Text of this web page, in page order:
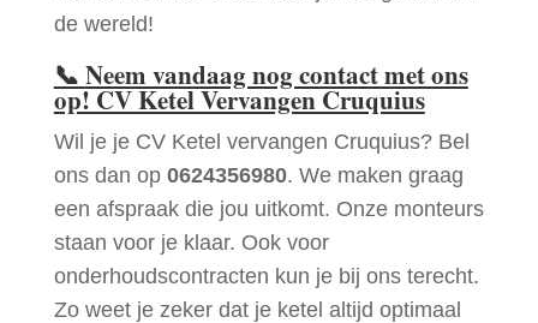
de wereld!
📞 Neem vandaag nog contact met ons
op! CV Ketel Vervangen Cruquius
Wil je je CV Ketel vervangen Cruquius? Bel
ons dan op 0624356980. We maken graag
een afspraak die jou uitkomt. Onze monteurs
staan voor je klaar. Ook voor
onderhoudscontracten kun je bij ons terecht.
Zo weet je zeker dat je ketel altijd optimaal